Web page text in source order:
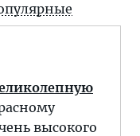
высокого